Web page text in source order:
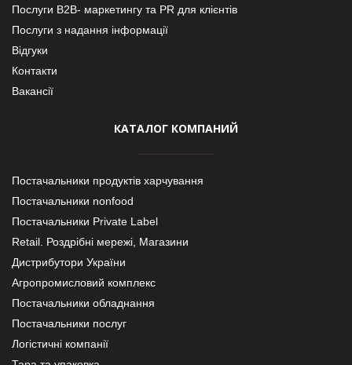
Послуги В2В- маркетингу та PR для клієнтів
Послуги з надання інформації
Відгуки
Контакти
Вакансії
КАТАЛОГ КОМПАНИЙ
Постачальники продуктів харчування
Постачальники nonfood
Постачальники Private Label
Retail. Роздрібні мережі, Магазини
Дистрибутори України
Агропромисловий комплекс
Постачальники обладнання
Постачальники послуг
Логістичні компанії